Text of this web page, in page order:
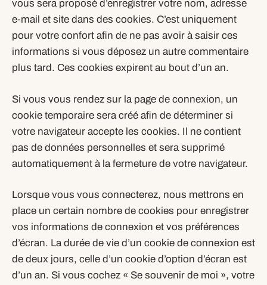
vous sera proposé d’enregistrer votre nom, adresse
e-mail et site dans des cookies. C’est uniquement
pour votre confort afin de ne pas avoir à saisir ces
informations si vous déposez un autre commentaire
plus tard. Ces cookies expirent au bout d’un an.
Si vous vous rendez sur la page de connexion, un
cookie temporaire sera créé afin de déterminer si
votre navigateur accepte les cookies. Il ne contient
pas de données personnelles et sera supprimé
automatiquement à la fermeture de votre navigateur.
Lorsque vous vous connecterez, nous mettrons en
place un certain nombre de cookies pour enregistrer
vos informations de connexion et vos préférences
d’écran. La durée de vie d’un cookie de connexion est
de deux jours, celle d’un cookie d’option d’écran est
d’un an. Si vous cochez « Se souvenir de moi », votre